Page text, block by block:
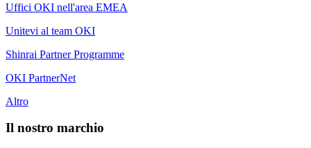
Uffici OKI nell'area EMEA
Unitevi al team OKI
Shinrai Partner Programme
OKI PartnerNet
Altro
Il nostro marchio